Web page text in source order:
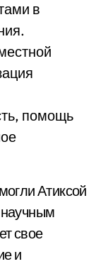
в
помощь
Атиксой
свое
и